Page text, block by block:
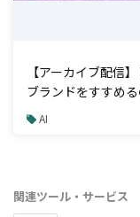
【アーカイブ配信
ブランドをすすめ
説 AI
関連ツール・サービス